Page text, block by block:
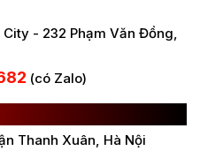
City - 232 Phạm Văn Đồng,
(có Zalo)
Thanh Xuân, Hà Nội